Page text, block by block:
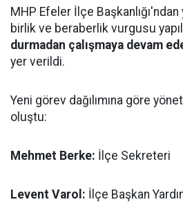
MHP Efeler İlçe Başkanlığı'ndan
birlik ve beraberlik vurgusu
durmadan çalışmaya devam
yer verildi.
Yeni görev dağılımına göre
oluştu:
Mehmet Berke: İlçe Sekreteri
Levent Varol: İlçe Başkan